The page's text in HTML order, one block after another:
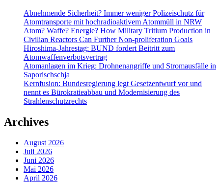
Abnehmende Sicherheit? Immer weniger Polizeischutz für
Atomtransporte mit hochradioaktivem Atommüll in NRW
Atom? Waffe? Energie? How Military Tritium Production in
Civilian Reactors Can Further Non-proliferation Goals
Hiroshima-Jahrestag: BUND fordert Beitritt zum
Atomwaffenverbotsvertrag
Atomanlagen im Krieg: Drohnenangriffe und Stromausfälle in
Saporischschja
Kernfusion: Bundesregierung legt Gesetzentwurf vor und
nennt es Bürokratieabbau und Modernisierung des
Strahlenschutzrechts
Archives
August 2026
Juli 2026
Juni 2026
Mai 2026
April 2026